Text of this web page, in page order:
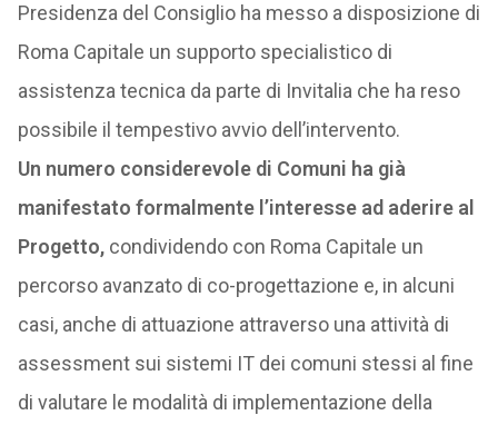
Presidenza del Consiglio ha messo a disposizione di
Roma Capitale un supporto specialistico di
assistenza tecnica da parte di Invitalia che ha reso
possibile il tempestivo avvio dell’intervento.
Un numero considerevole di Comuni ha già
manifestato formalmente l’interesse ad aderire al
Progetto,condividendo con Roma Capitale un
percorso avanzato di co-progettazione e, in alcuni
casi, anche di attuazione attraverso una attività di
assessment sui sistemi IT dei comuni stessi al fine
di valutare le modalità di implementazione della